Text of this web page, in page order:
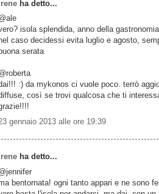
ha detto...
isola splendida, anno della
caso decidessi evita luglio e agosto,
buona serata
:) da mykonos ci vuole poco. terrò
così se trovi qualcosa che ti
gennaio 2013 alle ore 19:39
Irene ha detto...
bentornata! ogni tanto appari e ne sono